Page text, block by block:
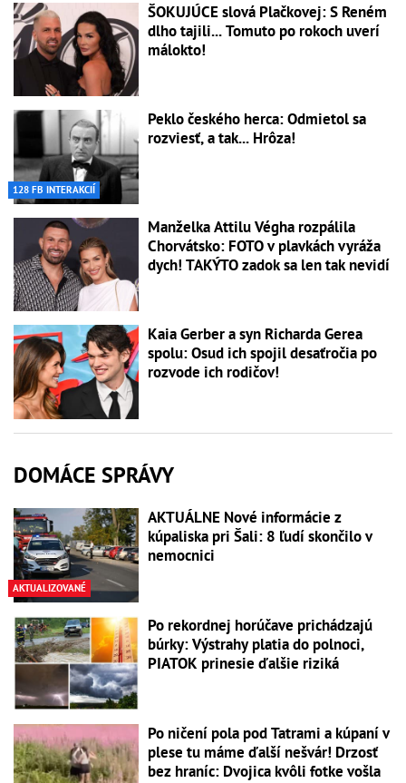
ŠOKUJÚCE slová Plačkovej: S Reném
dlho tajili... Tomuto po rokoch uverí
málokto!
128 FB INTERAKCIÍ
Peklo českého herca: Odmietol sa
rozviesť, a tak... Hrôza!
Manželka Attilu Végha rozpálila
Chorvátsko: FOTO v plavkách vyráža
dych! TAKÝTO zadok sa len tak nevidí
Kaia Gerber a syn Richarda Gerea
spolu: Osud ich spojil desaťročia po
rozvode ich rodičov!
DOMÁCE SPRÁVY
AKTUALIZOVANÉ
AKTUÁLNE Nové informácie z
kúpaliska pri Šali: 8 ľudí skončilo v
nemocnici
Po rekordnej horúčave prichádzajú
búrky: Výstrahy platia do polnoci,
PIATOK prinesie ďalšie riziká
Po ničení pola pod Tatrami a kúpaní v
plese tu máme ďalší nešvár! Drzosť
bez hraníc: Dvojica kvôli fotke vošla